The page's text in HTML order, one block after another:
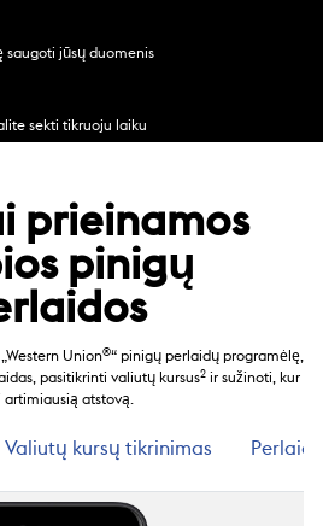
saugoti jūsų duomenis
sekti tikruoju laiku
prieinamos
pinigų
Union®“ pinigų perlaidų programėlę,
pasitikrinti valiutų kursus2ir sužinoti, kur
artimiausią atstovą.
Valiutų kursų tikrinimas